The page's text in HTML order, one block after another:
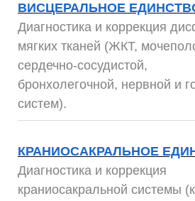
Философия Метавитоники.
Полноценные методы
коррекции дисфункций тела.
А также умение выстраивать
значимости повреждений.
ВИСЦЕРАЛЬНОЕ
Диагностика и коррекция
мягких тканей (ЖКТ,
сердечно-сосудистой,
бронхолегочной, нервной и
систем).
4дневный семинар
КРАНИОСАКРАЛЬНОЕ
Диагностика и коррекция
краниосакральной системы